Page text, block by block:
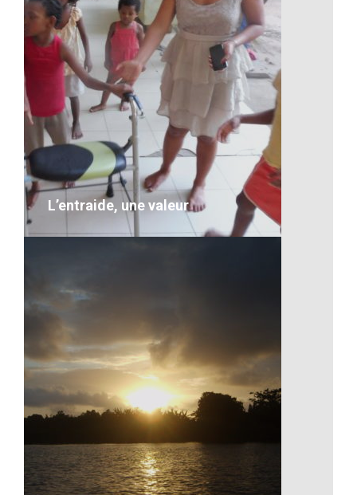
Artisanat-La couture à
Madagascar
VOIR LE DÉTAIL
L’entraide, une valeur
L’entraide, une valeur
Description